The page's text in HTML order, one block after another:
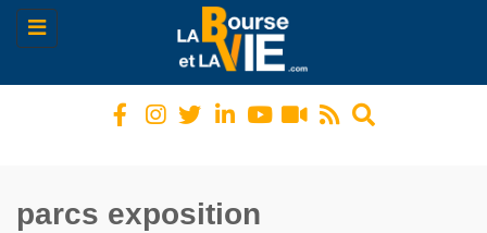
Toggle
navigation
parcs exposition